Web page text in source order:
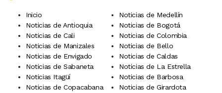
Inicio
Noticias de Medellín
Noticias de Antioquia
Noticias de Bogotá
Noticias de Cali
Noticias de Colombia
Noticias de Manizales
Noticias de Bello
Noticias de Envigado
Noticias de Caldas
Noticias de Sabaneta
Noticias de La Estrella
Noticias Itagüí
Noticias de Barbosa
Noticias de Copacabana
Noticias de Girardota